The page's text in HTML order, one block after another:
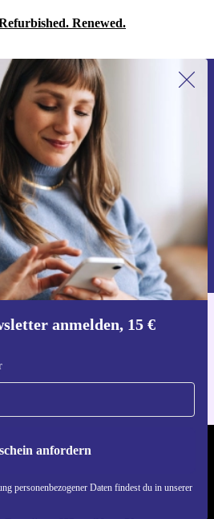
Renewed.
anmelden, 15 €
anfordern
personenbezogener Daten findest du in unserer
zum Newsletter anmelden,
kein Angebot mehr.
anfordern
personenbezogener Daten findest
.
dir die refurbed-App
- RETHINK NEW.
FOLGE UNS